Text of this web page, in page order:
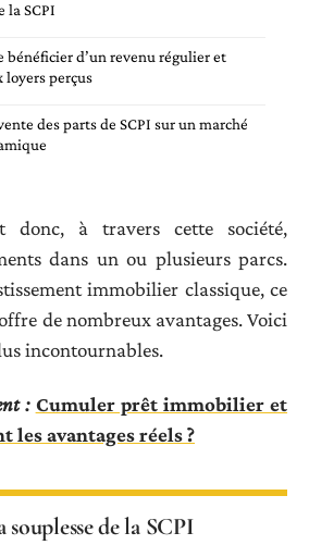
la SCPI
bénéficier d’un revenu régulier et
loyers perçus
des parts de SCPI sur un marché
donc, à travers cette société,
dans un ou plusieurs parcs.
immobilier classique, ce
de nombreux avantages. Voici
incontournables.
: Cumuler prêt immobilier et
les avantages réels ?
souplesse de la SCPI